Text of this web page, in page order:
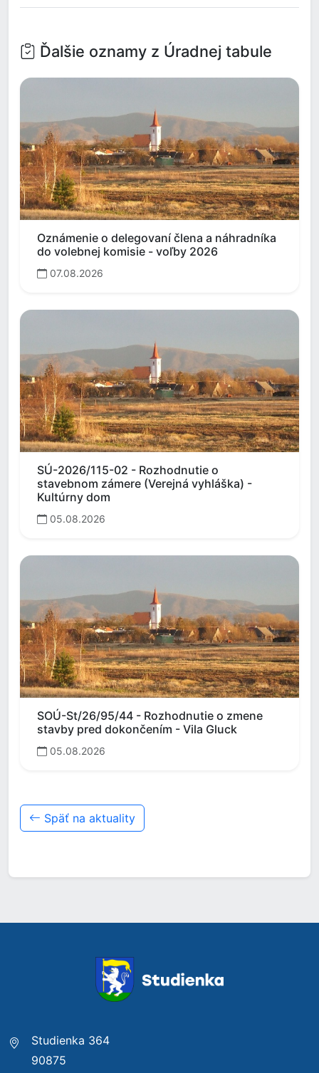
Ďalšie oznamy z Úradnej tabule
Oznámenie o delegovaní člena a náhradníka
do volebnej komisie - voľby 2026
07.08.2026
SÚ-2026/115-02 - Rozhodnutie o
stavebnom zámere (Verejná vyhláška) -
Kultúrny dom
05.08.2026
SOÚ-St/26/95/44 - Rozhodnutie o zmene
stavby pred dokončením - Vila Gluck
05.08.2026
Späť na aktuality
Studienka 364
90875